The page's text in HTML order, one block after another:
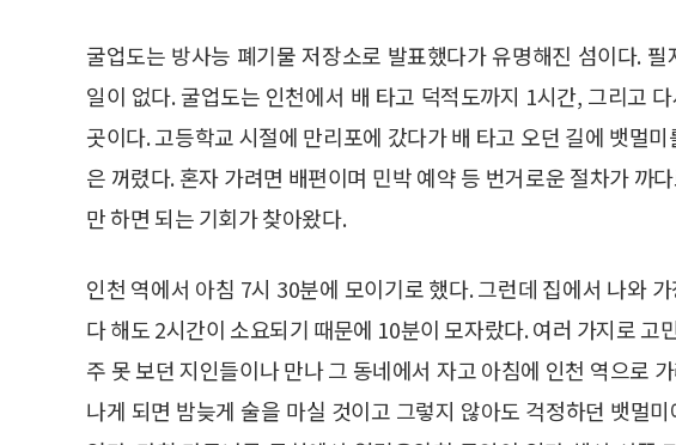
굴업도는 방사능 폐기물 저장소로 발표했다가 유명해진 섬이다.
일이 없다. 굴업도는 인천에서 배 타고 덕적도까지 1시간, 그리고
곳이다. 고등학교 시절에 만리포에 갔다가 배 타고 오던 길에 뱃멀
은 꺼렸다. 혼자 가려면 배편이며 민박 예약 등 번거로운 절차가 까
만 하면 되는 기회가 찾아왔다.
인천 역에서 아침 7시 30분에 모이기로 했다. 그런데 집에서 나와
다 해도 2시간이 소요되기 때문에 10분이 모자랐다. 여러 가지로 고
주 못 보던 지인들이나 만나 그 동네에서 자고 아침에 인천 역으로
나게 되면 밤늦게 술을 마실 것이고 그렇지 않아도 걱정하던 뱃멀